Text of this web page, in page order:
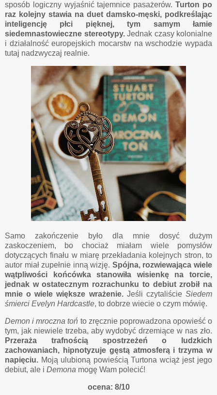
sposób logiczny wyjaśnić tajemnice pasażerów.Turton po
raz kolejny stawia na duet damsko-męski, podkreślając
inteligencję płci pięknej, tym samym łamie
siedemnastowieczne stereotypy.Jednak czasy kolonialne
i działalność europejskich mocarstw na wschodzie wypada
tutaj nadzwyczaj realnie.
Samo zakończenie było dla mnie dosyć dużym
zaskoczeniem, bo chociaż miałam wiele pomysłów
dotyczących finału w miarę przekładania kolejnych stron, to
autor miał zupełnie inną wizję. Spójna, rozwiewająca wiele
wątpliwości końcówka stanowiła wisienkę na torcie,
jednak w ostatecznym rozrachunku to debiut zrobił na
mnie o wiele większe wrażenie.Jeśli czytaliścieSiedem
śmierci Evelyn Hardcastle, to dobrze wiecie o czym mówię.
Demon i mroczna toń to zręcznie poprowadzona opowieść o
tym, jak niewiele trzeba, aby wydobyć drzemiące w nas zło.
Przeraża trafnością spostrzeżeń o ludzkich
zachowaniach, hipnotyzuje gęstą atmosferą i trzyma w
napięciu. Moją ulubioną powieścią Turtona wciąż jest jego
debiut, ale i Demona mogę Wam polecić!
ocena: 8/10